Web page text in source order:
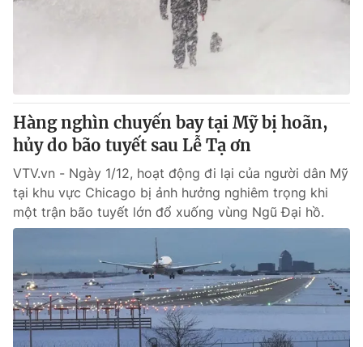
Hàng nghìn chuyến bay tại Mỹ bị hoãn,
hủy do bão tuyết sau Lễ Tạ ơn
VTV.vn - Ngày 1/12, hoạt động đi lại của người dân Mỹ
tại khu vực Chicago bị ảnh hưởng nghiêm trọng khi
một trận bão tuyết lớn đổ xuống vùng Ngũ Đại hồ.